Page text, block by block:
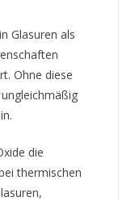
Glasuren als
Ohne diese
die
thermischen